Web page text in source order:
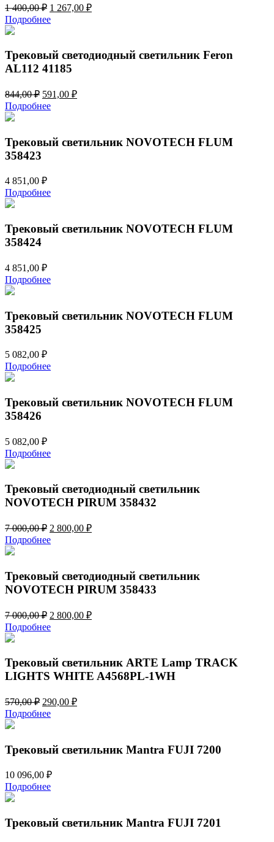
1 400,00₽ Первоначальная
цена
составляла
400,00 ₽.
1 267,00 ₽Текущая
Подробнее
Трековый светодиодный светильник Feron
AL112 41185
844,00₽ Первоначальная
цена
составляла
591,00 ₽Текущая
Подробнее
Трековый светильник NOVOTECH FLUM
358423
4 851,00 ₽
Подробнее
Трековый светильник NOVOTECH FLUM
358424
4 851,00 ₽
Подробнее
Трековый светильник NOVOTECH FLUM
358425
5 082,00 ₽
Подробнее
Трековый светильник NOVOTECH FLUM
358426
5 082,00 ₽
Подробнее
Трековый светодиодный светильник
NOVOTECH PIRUM 358432
7 000,00₽ Первоначальная
цена
составляла
000,00 ₽.
2 800,00 ₽Текущая
Подробнее
Трековый светодиодный светильник
NOVOTECH PIRUM 358433
7 000,00₽ Первоначальная
цена
составляла
000,00 ₽.
2 800,00 ₽Текущая
Подробнее
Трековый светильник ARTE Lamp TRACK
LIGHTS WHITE A4568PL-1WH
570,00₽ Первоначальная
цена
составляла
290,00 ₽Текущая
Подробнее
Трековый светильник Mantra FUJI 7200
10 096,00 ₽
Подробнее
Трековый светильник Mantra FUJI 7201